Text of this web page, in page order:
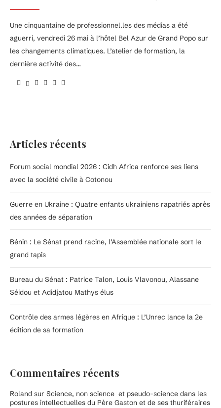
Une cinquantaine de professionnel.les des médias a été
aguerri, vendredi 26 mai à l’hôtel Bel Azur de Grand Popo sur
les changements climatiques. L’atelier de formation, la
dernière activité des…
Articles récents
Forum social mondial 2026 : Cidh Africa renforce ses liens
avec la société civile à Cotonou
Guerre en Ukraine : Quatre enfants ukrainiens rapatriés après
des années de séparation
Bénin : Le Sénat prend racine, l’Assemblée nationale sort le
grand tapis
Bureau du Sénat : Patrice Talon, Louis Vlavonou, Alassane
Séidou et Adidjatou Mathys élus
Contrôle des armes légères en Afrique : L’Unrec lance la 2e
édition de sa formation
Commentaires récents
Roland sur Science, non science et pseudo-science dans les
postures intellectuelles du Père Gaston et de ses thuriféraires